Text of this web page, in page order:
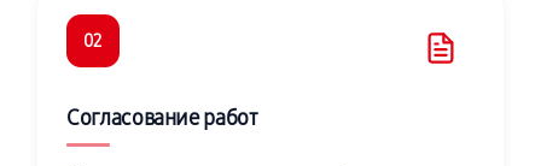
02
Согласование работ